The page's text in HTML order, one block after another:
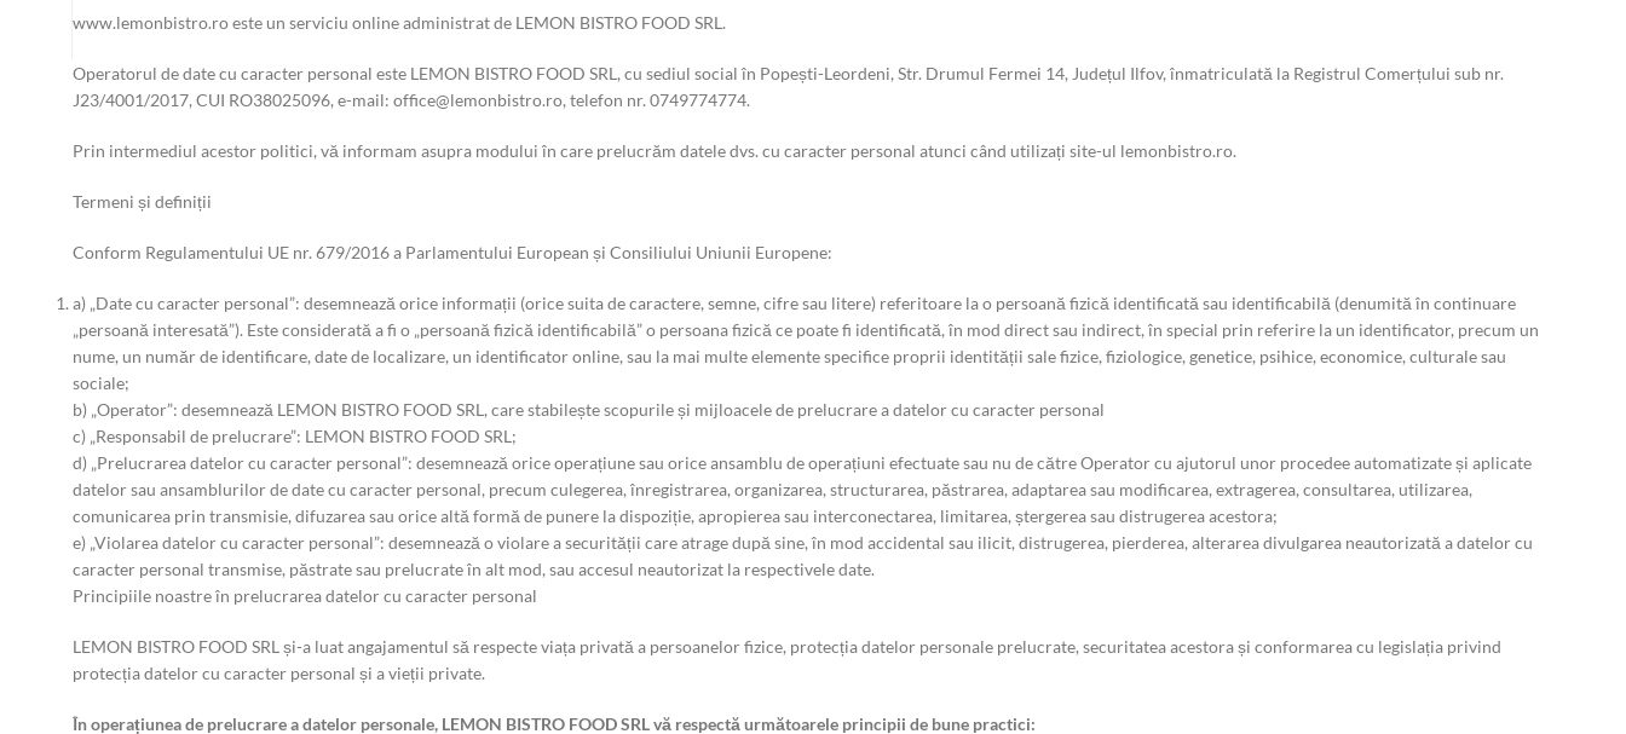
www.lemonbistro.ro este un serviciu online administrat de LEMON BISTRO FOOD SRL.
Operatorul de date cu caracter personal este LEMON BISTRO FOOD SRL, cu sediul social în Popești-Leordeni, Str. Drumul Fermei 14, Județul Ilfov, înmatriculată la Registrul Comerțului sub nr.
J23/4001/2017, CUI RO38025096, e-mail: office@lemonbistro.ro, telefon nr. 0749774774.
Prin intermediul acestor politici, vă informam asupra modului în care prelucrăm datele dvs. cu caracter personal atunci când utilizați site-ul lemonbistro.ro.
Termeni și definiții
Conform Regulamentului UE nr. 679/2016 a Parlamentului European și Consiliului Uniunii Europene:
a) „Date cu caracter personal”: desemnează orice informații (orice suita de caractere, semne, cifre sau litere) referitoare la o persoană fizică identificată sau identificabilă (denumită în continuare
„persoană interesată”). Este considerată a fi o „persoană fizică identificabilă” o persoana fizică ce poate fi identificată, în mod direct sau indirect, în special prin referire la un identificator, precum un
nume, un număr de identificare, date de localizare, un identificator online, sau la mai multe elemente specifice proprii identității sale fizice, fiziologice, genetice, psihice, economice, culturale sau
sociale;
b) „Operator”: desemnează LEMON BISTRO FOOD SRL, care stabilește scopurile și mijloacele de prelucrare a datelor cu caracter personal
c) „Responsabil de prelucrare”: LEMON BISTRO FOOD SRL;
d) „Prelucrarea datelor cu caracter personal”: desemnează orice operațiune sau orice ansamblu de operațiuni efectuate sau nu de către Operator cu ajutorul unor procedee automatizate și aplicate
datelor sau ansamblurilor de date cu caracter personal, precum culegerea, înregistrarea, organizarea, structurarea, păstrarea, adaptarea sau modificarea, extragerea, consultarea, utilizarea,
comunicarea prin transmisie, difuzarea sau orice altă formă de punere la dispoziție, apropierea sau interconectarea, limitarea, ștergerea sau distrugerea acestora;
e) „Violarea datelor cu caracter personal”: desemnează o violare a securității care atrage după sine, în mod accidental sau ilicit, distrugerea, pierderea, alterarea divulgarea neautorizată a datelor cu
caracter personal transmise, păstrate sau prelucrate în alt mod, sau accesul neautorizat la respectivele date.
Principiile noastre în prelucrarea datelor cu caracter personal
LEMON BISTRO FOOD SRL și-a luat angajamentul să respecte viața privată a persoanelor fizice, protecția datelor personale prelucrate, securitatea acestora și conformarea cu legislația privind
protecția datelor cu caracter personal și a vieții private.
În operațiunea de prelucrare a datelor personale, LEMON BISTRO FOOD SRL vă respectă următoarele principii de bune practici: